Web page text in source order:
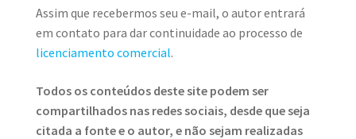
Assim que recebermos seu e-mail, o autor entrará
em contato para dar continuidade ao processo de
licenciamento comercial.
Todos os conteúdos deste site podem ser
compartilhados nas redes sociais, desde que seja
citada a fonte e o autor, e não sejam realizadas